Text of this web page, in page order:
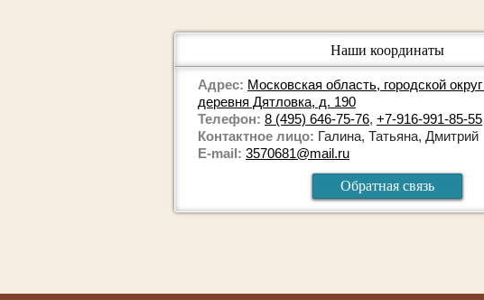
Наши координаты
Адрес: Московская область, городской
деревня Дятловка, д. 190
Телефон: 8 (495) 646-75-76, +7-916-991-85-55
Контактное лицо: Галина, Татьяна, Дмитрий
E-mail: 3570681@mail.ru
Обратная связь